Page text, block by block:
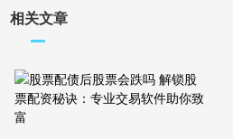
相关文章